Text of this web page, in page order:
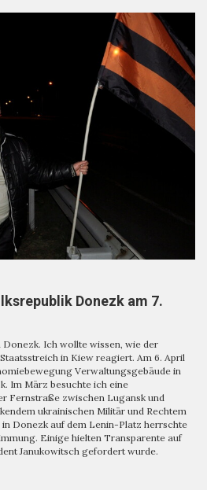
Donezk am 7.
Donezk. Ich wollte wissen, wie der
in Kiew reagiert. Am 6. April
Verwaltungsgebäude in
Im März besuchte ich eine
Fernstraße zwischen Lugansk und
ukrainischen Militär und Rechtem
Donezk auf dem Lenin-Platz herrschte
Einige hielten Transparente auf
Janukowitsch gefordert wurde.